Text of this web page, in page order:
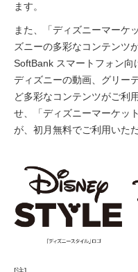
ます。
また、「ディズニーマーケ
ズニーの多彩なコンテンツ
SoftBank スマートフォン向
ディズニーの動画、グリー
ど多彩なコンテンツがご利
せ、「ディズニーマーケッ
が、初月無料でご利用いた